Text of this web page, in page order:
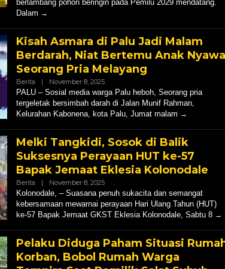
berlambang pohon beringin pada Pemilu 2029 mendatang.
Dalam
Kisah Asmara di Palu Jadi Malam
Berdarah, Niat Bertemu Anak Nyawa
Seorang Pria Melayang
Berita | November 8, 2025Oleh
Hendly
Mangkali
PALU – Sosial media warga Palu heboh, Seorang pria
tergeletak bersimbah darah di Jalan Munif Rahman,
Kelurahan Kabonena, kota Palu, Jumat malam
Melki Tangkidi, Sosok di Balik
Suksesnya Perayaan HUT ke-57
Bapak Jemaat Eklesia Kolonodale
Berita | November 8, 2025Oleh
Hendly
Mangkali
Kolonodale, – Suasana penuh sukacita dan semangat
kebersamaan mewarnai perayaan Hari Ulang Tahun (HUT)
ke-57 Bapak Jemaat GKST Eklesia Kolonodale, Sabtu 8
Pelaku Diduga Paham Situasi
Korban, Bobol Rumah Warga